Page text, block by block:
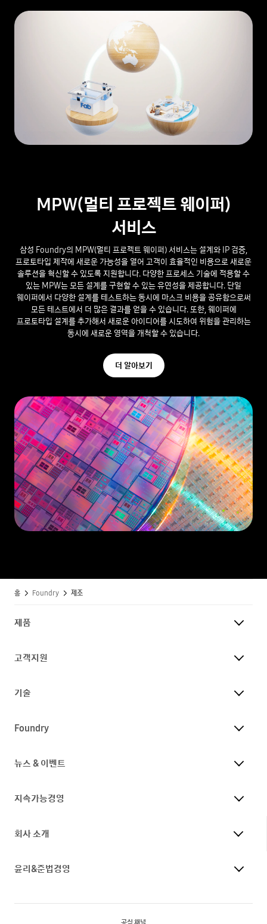
MPW(멀티 프로젝트 웨이퍼)
서비스
삼성 Foundry의 MPW(멀티 프로젝트 웨이퍼) 서비스는 설계와 IP 검증,
프로토타입 제작에 새로운 가능성을 열어 고객이 효율적인 비용으로 새로운
솔루션을 혁신할 수 있도록 지원합니다. 다양한 프로세스 기술에 적용할 수
있는 MPW는 모든 설계를 구현할 수 있는 유연성을 제공합니다. 단일
웨이퍼에서 다양한 설계를 테스트하는 동시에 마스크 비용을 공유함으로써
모든 테스트에서 더 많은 결과를 얻을 수 있습니다. 또한, 웨이퍼에
프로토타입 설계를 추가해서 새로운 아이디어를 시도하여 위험을 관리하는
동시에 새로운 영역을 개척할 수 있습니다.
더 알아보기
홈 Foundry 제조
제품
고객지원
기술
Foundry
뉴스 & 이벤트
지속가능경영
회사 소개
윤리&준법경영